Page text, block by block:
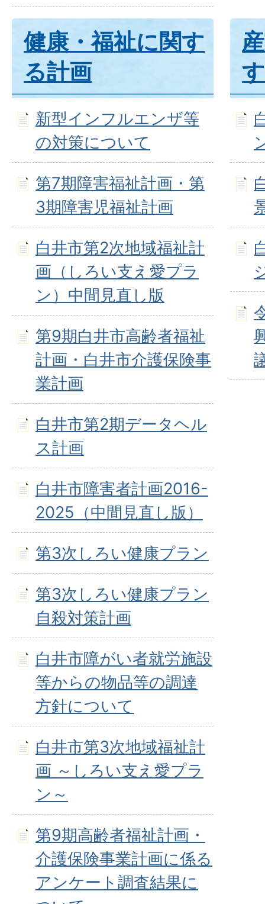
健康・福祉に関す
る計画
新型インフルエンザ等
の対策について
第7期障害福祉計画・第
3期障害児福祉計画
白井市第2次地域福祉計
画（しろい支え愛プラ
ン）中間見直し版
第9期白井市高齢者福祉
計画・白井市介護保険事
業計画
白井市第2期データヘル
ス計画
白井市障害者計画2016-
2025（中間見直し版）
第3次しろい健康プラン
第3次しろい健康プラン
自殺対策計画
白井市障がい者就労施設
等からの物品等の調達
方針について
白井市第3次地域福祉計
画 ～しろい支え愛プラ
ン～
第9期高齢者福祉計画・
介護保険事業計画に係る
アンケート調査結果に